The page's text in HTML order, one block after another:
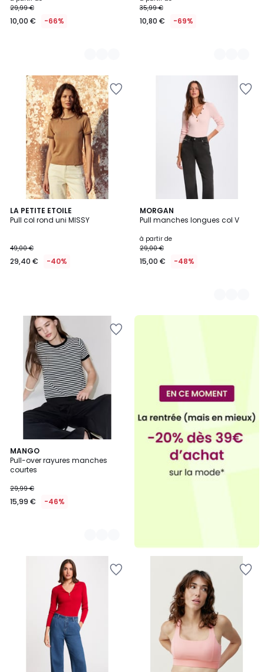
à
partir
29,99
66%
réduction
appliquée.
29,99 €
10,00 € -66%
35,99 €
10,80 € -69%
LA PETITE ETOILE
Pull col rond uni MISSY
49,00 €
29,40 € -40%
MORGAN
Pull manches longues col V
à partir de
29,00 €
15,00 € -48%
5
Couleurs
MANGO
Pull-over rayures manches
courtes
29,99 €
15,99 € -46%
2
Couleurs